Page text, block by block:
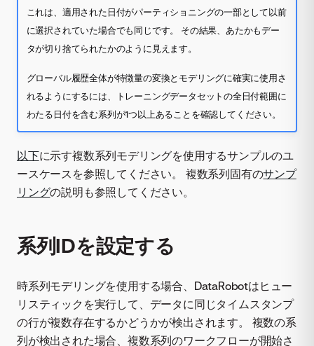
これは、適用された日付がパーティショニングの一部として以前
に選択されていた場合でも同じです。 その結果、あたかもデー
タが切り捨てられたかのように見えます。
グローバル履歴全体が特徴量の変換とモデリングに確実に使用さ
れるようにするには、トレーニングデータセットの全日付範囲に
わたる日付を含む系列が1つ以上あることを確認してください。
以下に示す複数系列モデリングを使用するサンプルのユ
ースケースを参照してください。 複数系列固有のサンプ
リングの説明も参照してください。
系列IDを設定する
時系列モデリングを使用する場合、DataRobotはヒュー
リスティックを実行して、データに同じタイムスタンプ
の行が複数存在するかどうかが検出されます。 複数の系
列が検出された場合、複数系列のワークフローが開始さ